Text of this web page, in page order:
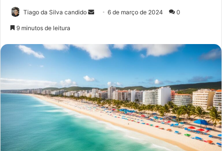
Tiago da Silva candido
e
e
-
m
a
i
6 de março de 2024 0
9 minutos de leitura